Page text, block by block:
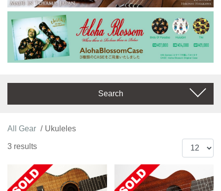
Search
All Gear Ukuleles
3 results